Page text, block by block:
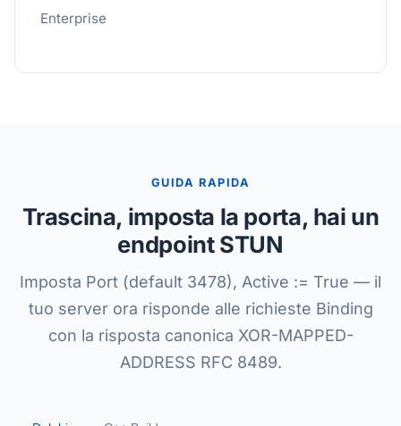
Enterprise
GUIDA RAPIDA
Trascina, imposta la porta, hai un
endpoint STUN
Imposta Port (default 3478), Active := True — il
tuo server ora risponde alle richieste Binding
con la risposta canonica XOR-MAPPED-
ADDRESS RFC 8489.